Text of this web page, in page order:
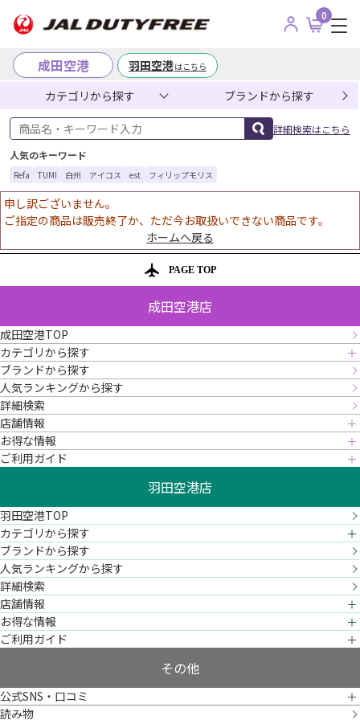
0
成田空港 羽田空港はこちら
カテゴリから探す ブランドから探す
商品名・キーワード入力
詳細検索はこちら
人気のキーワード
Refa TUMI 白州 アイコス est フィリップモリス
申し訳ございません。
ご指定の商品は販売終了か、ただ今お取扱いできない商品です。
ホームへ戻る
PAGE TOP
成田空港店
成田空港TOP
カテゴリから探す
ブランドから探す
人気ランキングから探す
詳細検索
店舗情報
お得な情報
ご利用ガイド
羽田空港店
羽田空港TOP
カテゴリから探す
ブランドから探す
人気ランキングから探す
詳細検索
店舗情報
お得な情報
ご利用ガイド
その他
公式SNS・口コミ
読み物